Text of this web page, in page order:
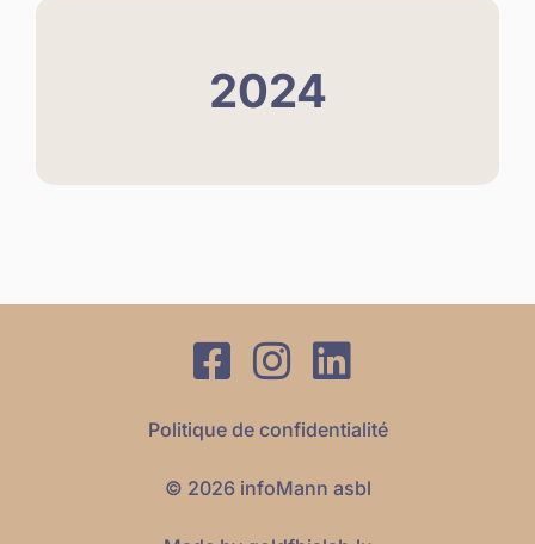
2024
Politique de confidentialité
© 2026 infoMann asbl